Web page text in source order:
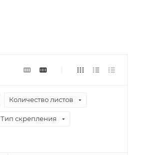
Количество листов
Тип скрепления